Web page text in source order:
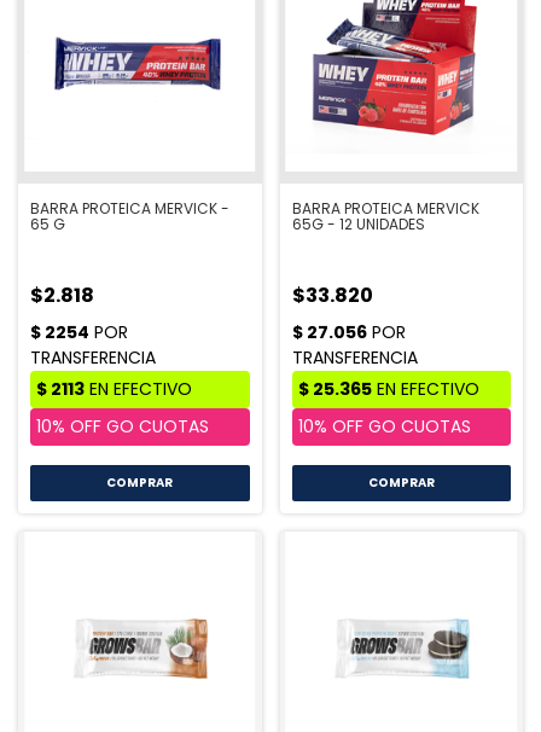
BARRA PROTEICA MERVICK -
65 G
$2.818
COMPRAR
BARRA PROTEICA MERVICK
65G - 12 UNIDADES
$33.820
COMPRAR